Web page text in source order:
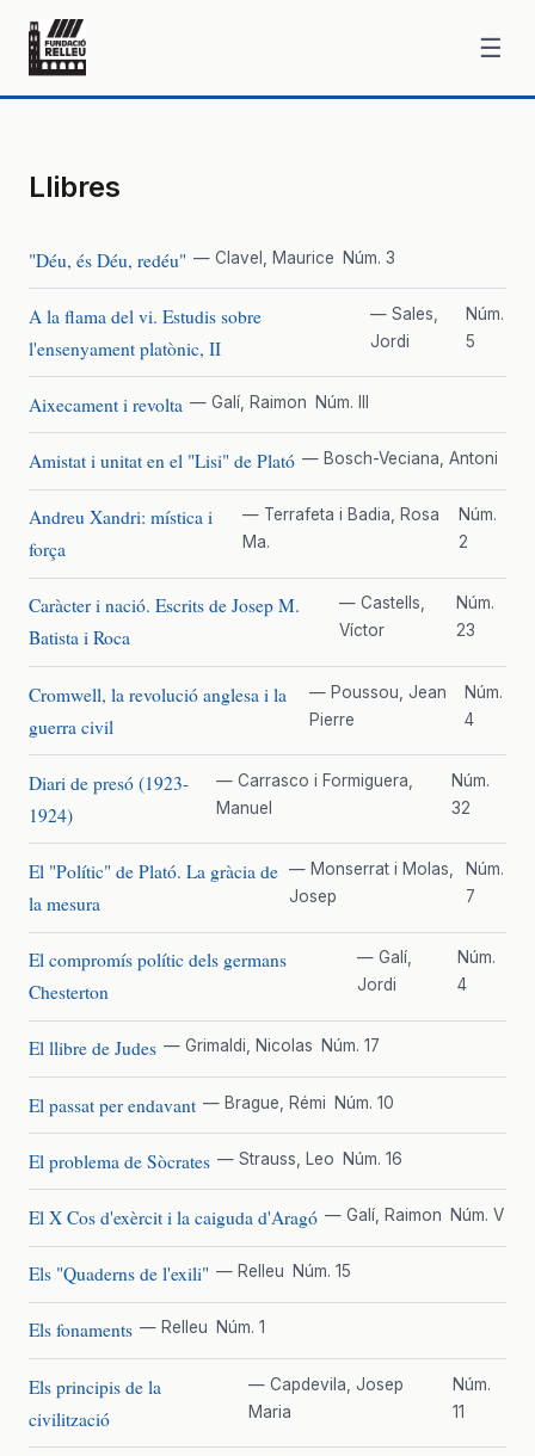
☰
Llibres
"Déu, és Déu, redéu" — Clavel, Maurice Núm. 3
A la flama del vi. Estudis sobre
l'ensenyament platònic, II
— Sales,
Jordi
Núm.
5
Aixecament i revolta — Galí, Raimon Núm. III
Amistat i unitat en el "Lisi" de Plató — Bosch-Veciana, Antoni
Andreu Xandri: mística i
força
— Terrafeta i Badia, Rosa
Ma.
Núm.
2
Caràcter i nació. Escrits de Josep M.
Batista i Roca
— Castells,
Víctor
Núm.
23
Cromwell, la revolució anglesa i la
guerra civil
— Poussou, Jean
Pierre
Núm.
4
Diari de presó (1923-
1924)
— Carrasco i Formiguera,
Manuel
Núm.
32
El "Polític" de Plató. La gràcia de
la mesura
— Monserrat i Molas,
Josep
Núm.
7
El compromís polític dels germans
Chesterton
— Galí,
Jordi
Núm.
4
El llibre de Judes — Grimaldi, Nicolas Núm. 17
El passat per endavant — Brague, Rémi Núm. 10
El problema de Sòcrates — Strauss, Leo Núm. 16
El X Cos d'exèrcit i la caiguda d'Aragó — Galí, Raimon Núm. V
Els "Quaderns de l'exili" — Relleu Núm. 15
Els fonaments — Relleu Núm. 1
Els principis de la
civilització
— Capdevila, Josep
Maria
Núm.
11